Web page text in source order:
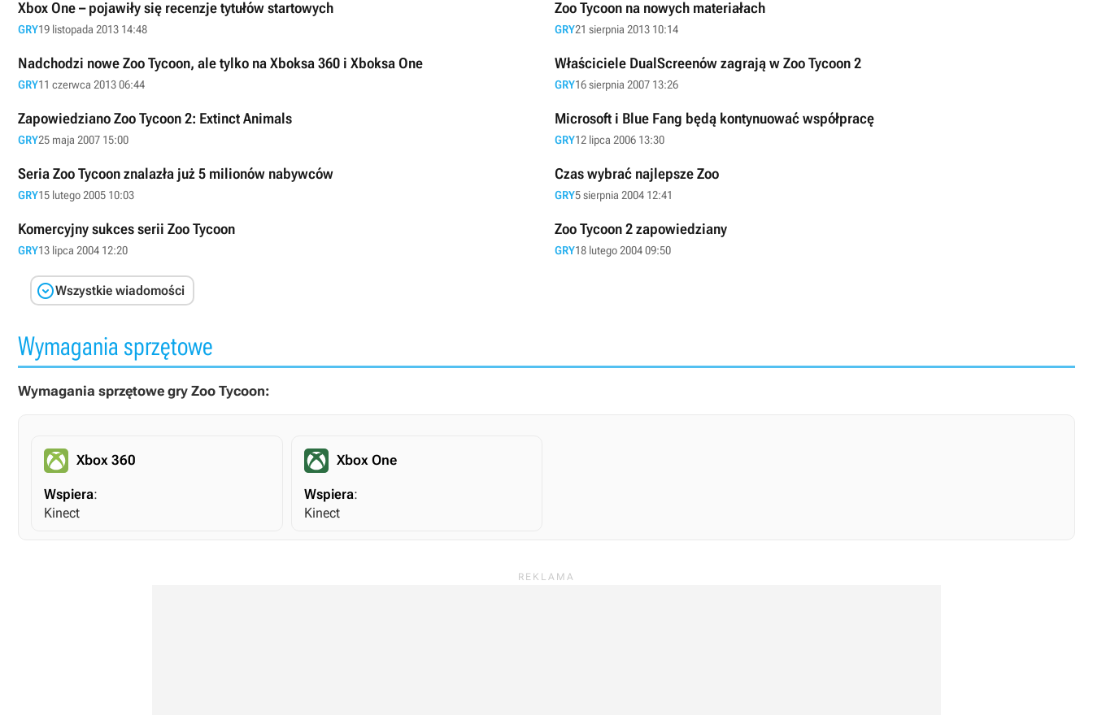
Xbox One – pojawiły się recenzje tytułów startowych
GRY19 listopada 2013 14:48
Zoo Tycoon na nowych materiałach
GRY21 sierpnia 2013 10:14
Nadchodzi nowe Zoo Tycoon, ale tylko na Xboksa 360 i Xboksa One
GRY11 czerwca 2013 06:44
Właściciele DualScreenów zagrają w Zoo Tycoon 2
GRY16 sierpnia 2007 13:26
Zapowiedziano Zoo Tycoon 2: Extinct Animals
GRY25 maja 2007 15:00
Microsoft i Blue Fang będą kontynuować współpracę
GRY12 lipca 2006 13:30
Seria Zoo Tycoon znalazła już 5 milionów nabywców
GRY15 lutego 2005 10:03
Czas wybrać najlepsze Zoo
GRY5 sierpnia 2004 12:41
Komercyjny sukces serii Zoo Tycoon
GRY13 lipca 2004 12:20
Zoo Tycoon 2 zapowiedziany
GRY18 lutego 2004 09:50
Wszystkie wiadomości
Wymagania sprzętowe
Wymagania sprzętowe gry Zoo Tycoon:
Xbox 360
Wspiera:
Kinect
Xbox One
Wspiera:
Kinect